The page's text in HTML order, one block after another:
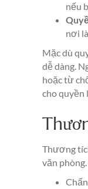
nếu
nơi
Mặc dù
dễ dàng.
hoặc từ
cho quyền
Thương
văn